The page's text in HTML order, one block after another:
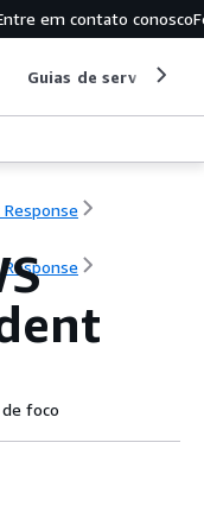
em contato conosco
Guias de serviço
foco